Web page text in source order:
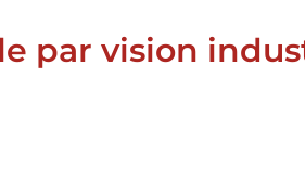
par vision